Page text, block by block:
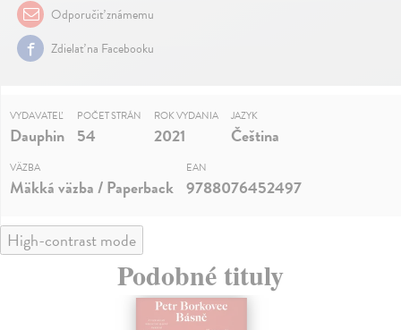
Odporučiť známemu
Zdielať na Facebooku
VYDAVATEĽ
Dauphin
POČET STRÁN
54
ROK VYDANIA
2021
JAZYK
Čeština
VÄZBA
Mäkká väzba / Paperback
EAN
9788076452497
High-contrast mode
Podobné tituly